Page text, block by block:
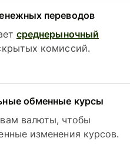
переводов
среднерыночный
комиссий.
обменные курсы
валюты, чтобы
изменения курсов.